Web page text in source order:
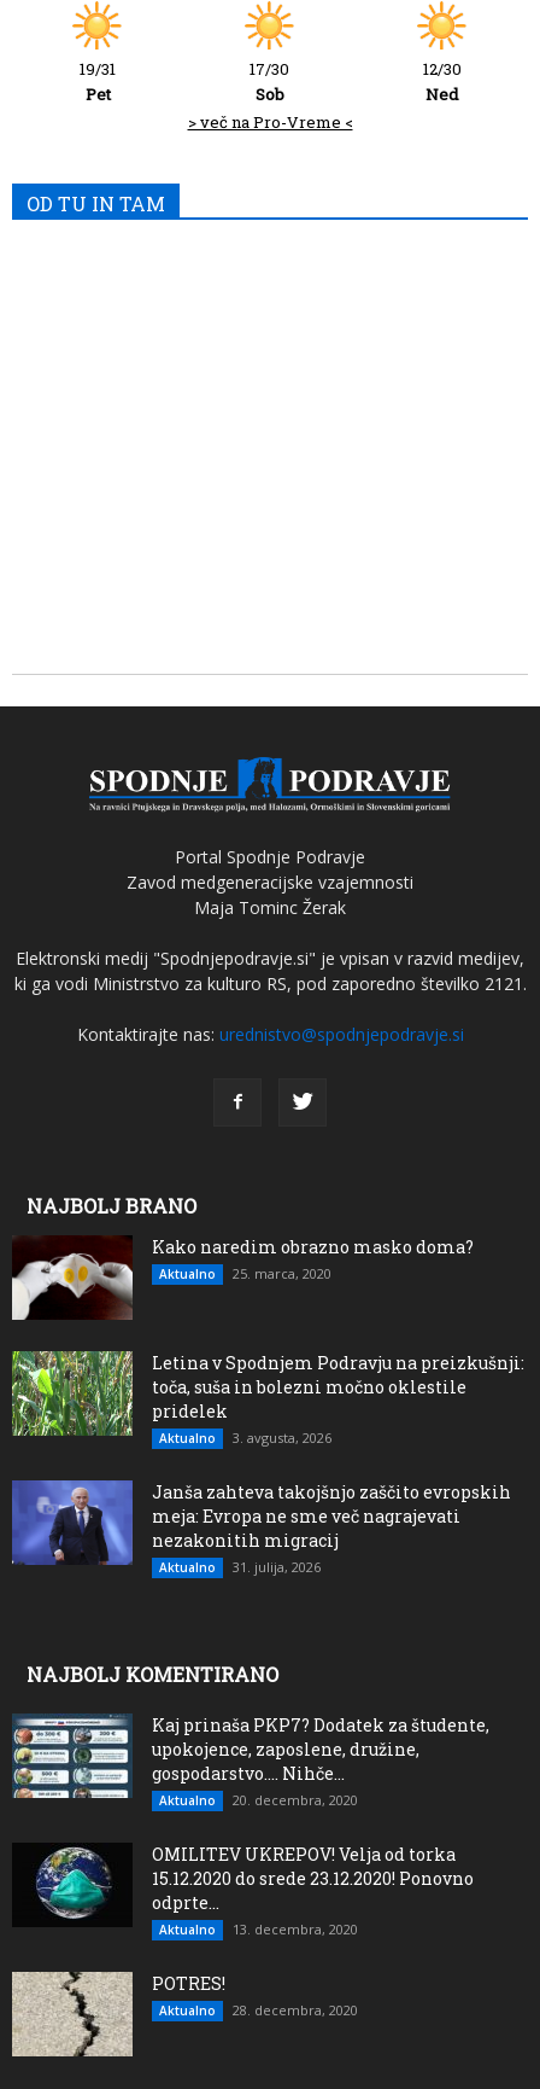
19/31
Pet
17/30
Sob
12/30
Ned
> več na Pro-Vreme <
OD TU IN TAM
Portal Spodnje Podravje
Zavod medgeneracijske vzajemnosti
Maja Tominc Žerak
Elektronski medij "Spodnjepodravje.si" je vpisan v razvid medijev,
ki ga vodi Ministrstvo za kulturo RS, pod zaporedno številko 2121.
Kontaktirajte nas: urednistvo@spodnjepodravje.si
NAJBOLJ BRANO
Kako naredim obrazno masko doma?
Aktualno 25. marca, 2020
Letina v Spodnjem Podravju na preizkušnji:
toča, suša in bolezni močno oklestile
pridelek
Aktualno 3. avgusta, 2026
Janša zahteva takojšnjo zaščito evropskih
meja: Evropa ne sme več nagrajevati
nezakonitih migracij
Aktualno 31. julija, 2026
NAJBOLJ KOMENTIRANO
Kaj prinaša PKP7? Dodatek za študente,
upokojence, zaposlene, družine,
gospodarstvo…. Nihče...
Aktualno 20. decembra, 2020
OMILITEV UKREPOV! Velja od torka
15.12.2020 do srede 23.12.2020! Ponovno
odprte...
Aktualno 13. decembra, 2020
POTRES!
Aktualno 28. decembra, 2020